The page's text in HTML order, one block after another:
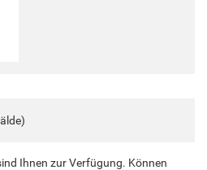
Ihnen zur Verfügung. Können